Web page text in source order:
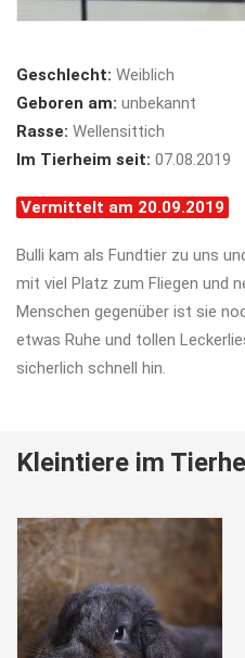
Geschlecht: Weiblich
Geboren am: unbekannt
Rasse: Wellensittich
Im Tierheim seit: 07.08.2019
Vermittelt am 20.09.2019
Bulli kam als Fundtier zu uns
mit viel Platz zum Fliegen und
Menschen gegenüber ist sie
etwas Ruhe und tollen
sicherlich schnell hin.
Kleintiere im